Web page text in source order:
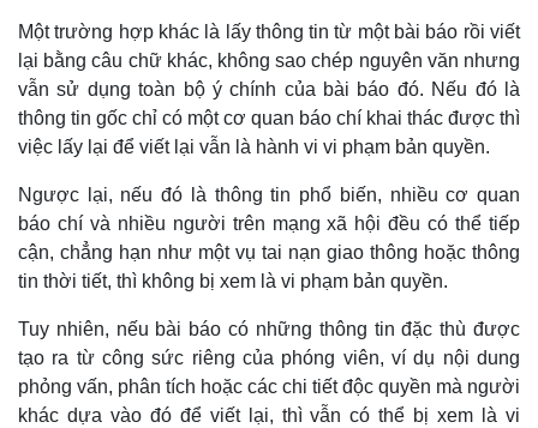
Thế giới
Multimedia
Một trường hợp khác là lấy thông tin từ một bài báo rồi viết
lại bằng câu chữ khác, không sao chép nguyên văn nhưng
vẫn sử dụng toàn bộ ý chính của bài báo đó. Nếu đó là
thông tin gốc chỉ có một cơ quan báo chí khai thác được thì
việc lấy lại để viết lại vẫn là hành vi vi phạm bản quyền.
Ngược lại, nếu đó là thông tin phổ biến, nhiều cơ quan
báo chí và nhiều người trên mạng xã hội đều có thể tiếp
cận, chẳng hạn như một vụ tai nạn giao thông hoặc thông
tin thời tiết, thì không bị xem là vi phạm bản quyền.
Tuy nhiên, nếu bài báo có những thông tin đặc thù được
tạo ra từ công sức riêng của phóng viên, ví dụ nội dung
phỏng vấn, phân tích hoặc các chi tiết độc quyền mà người
khác dựa vào đó để viết lại, thì vẫn có thể bị xem là vi